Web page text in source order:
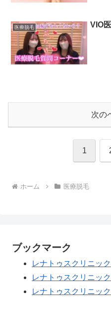
医療脱毛 VIO
次の
1
ホーム 医療脱毛
ブックマーク
レナトゥスクリニッ
レナトゥスクリニッ
レナトゥスクリニッ